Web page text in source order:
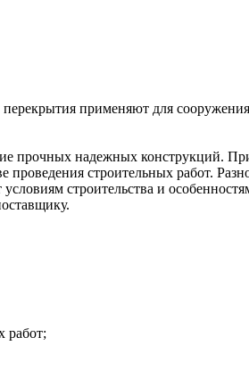
применяют для
прочных надежных конструкций.
строительных работ.
строительства и
работ;